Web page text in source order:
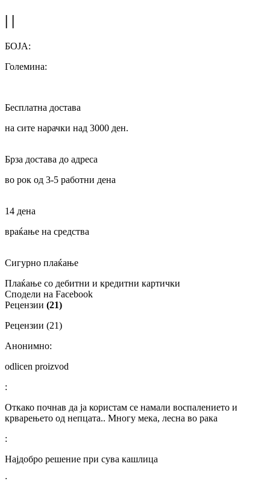
БОЈА:
Големина:
Бесплатна достава
на сите нарачки над 3000 ден.
Брза достава до адреса
во рок од 3-5 работни дена
14 дена
враќање на средства
Сигурно плаќање
Плаќање со дебитни и кредитни картички
Сподели на Facebook
Рецензии (21)
Рецензии (21)
Анонимно:
odlicen proizvod
:
Откако почнав да ја користам се намали воспалението и
крварењето од непцата.. Многу мека, лесна во рака
:
Најдобро решение при сува кашлица